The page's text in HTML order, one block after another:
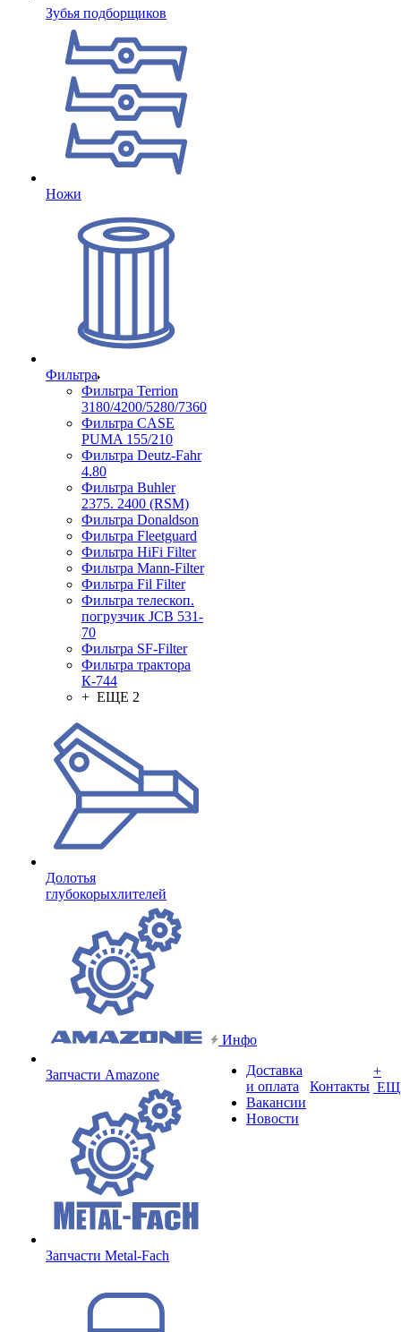
Зубья подборщиков
Ножи
Фильтра
Фильтра Terrion
3180/4200/5280/7360
Фильтра CASE
PUMA 155/210
Фильтра Deutz-Fahr
4.80
Фильтра Buhler
2375. 2400 (RSM)
Фильтра Donaldson
Фильтра Fleetguard
Фильтра HiFi Filter
Фильтра Mann-Filter
Фильтра Fil Filter
Фильтра телескоп.
погрузчик JCB 531-
70
Фильтра SF-Filter
Фильтра трактора
К-744
+ ЕЩЕ 2
Долотья
глубокорыхлителей
Запчасти Amazone
Запчасти Metal-Fach
Инфо
Доставка
и оплата
Вакансии
Новости
Контакты
+